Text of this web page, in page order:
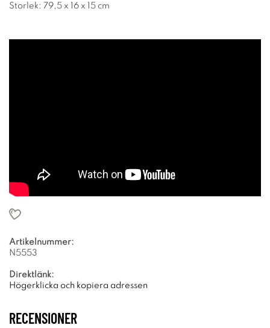
Storlek: 79,5 x 16 x 15 cm
Artikelnummer:
N5553
Direktlänk:
Högerklicka och kopiera adressen
RECENSIONER